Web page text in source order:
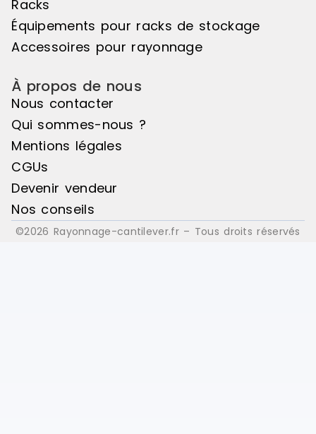
verticaux Bacs euro ou bacs
Racks
Équipements pour racks de stockage
Accessoires pour rayonnage
À propos de nous
Nous contacter
Qui sommes-nous ?
Mentions légales
CGUs
Devenir vendeur
Nos conseils
©2026 Rayonnage-cantilever.fr – Tous droits réservés